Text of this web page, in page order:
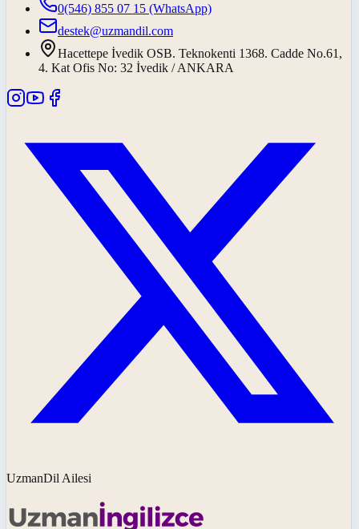
0(546) 855 07 15 (WhatsApp)
destek@uzmandil.com
Hacettepe İvedik OSB. Teknokenti 1368. Cadde No.61,
4. Kat Ofis No: 32 İvedik / ANKARA
UzmanDil Ailesi